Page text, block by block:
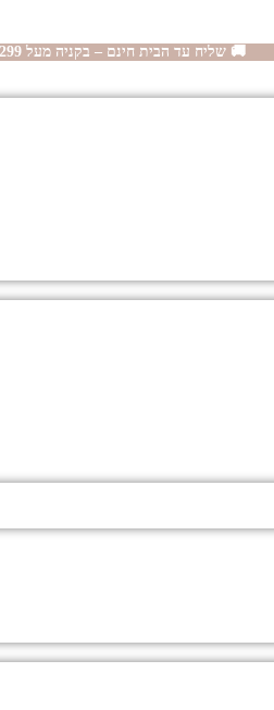
🚚 שליח עד הבית חינם – בקניה מעל 299 ש"ח